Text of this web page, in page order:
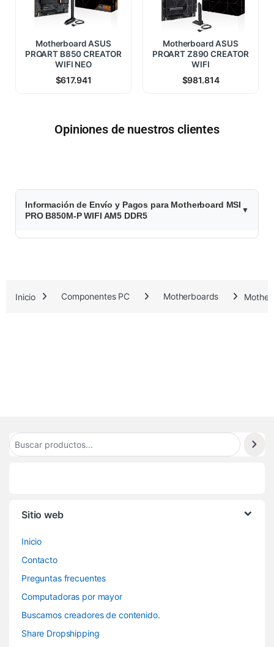
Motherboard ASUS
PROART B850 CREATOR
WIFI NEO
$617.941
Motherboard ASUS
PROART Z890 CREATOR
WIFI
$981.814
Opiniones de nuestros clientes
$
2
6
.
Información de Envío y Pagos para Motherboard MSI
PRO B850M-P WIFI AM5 DDR5
Inicio Componentes PC Motherboards
Sitio web
Inicio
Contacto
Preguntas frecuentes
Computadoras por mayor
Buscamos creadores de contenido.
Share Dropshipping